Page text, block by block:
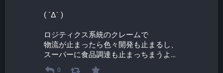
( ´Δ` )
ロジティクス系統のクレームで
物流が止まったら色々開発も止まるし、
スーパーに食品調達も止まっちまうよ…
0